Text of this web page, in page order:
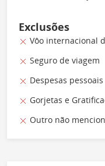
Exclusões
Vôo internacional
Seguro de viagem
Despesas pessoais
Gorjetas e
Outro não